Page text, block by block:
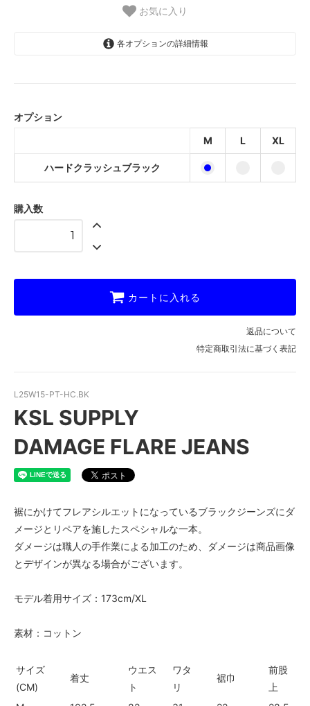
お気に入り
各オプションの詳細情報
オプション
M
L XL
ハードクラッシュブラック
購入数
カートに入れる
返品について
特定商取引法に基づく表記
L25W15-PT-HC.BK
KSL SUPPLY
DAMAGE FLARE JEANS
裾にかけてフレアシルエットになっているブラックジーンズにダ
メージとリペアを施したスペシャルな一本。
ダメージは職人の手作業による加工のため、ダメージは商品画像
とデザインが異なる場合がございます。
モデル着用サイズ：173cm/XL
素材：コットン
サイズ
(CM)
着丈
ウエス
ト
ワタ
リ
裾巾
前股
上